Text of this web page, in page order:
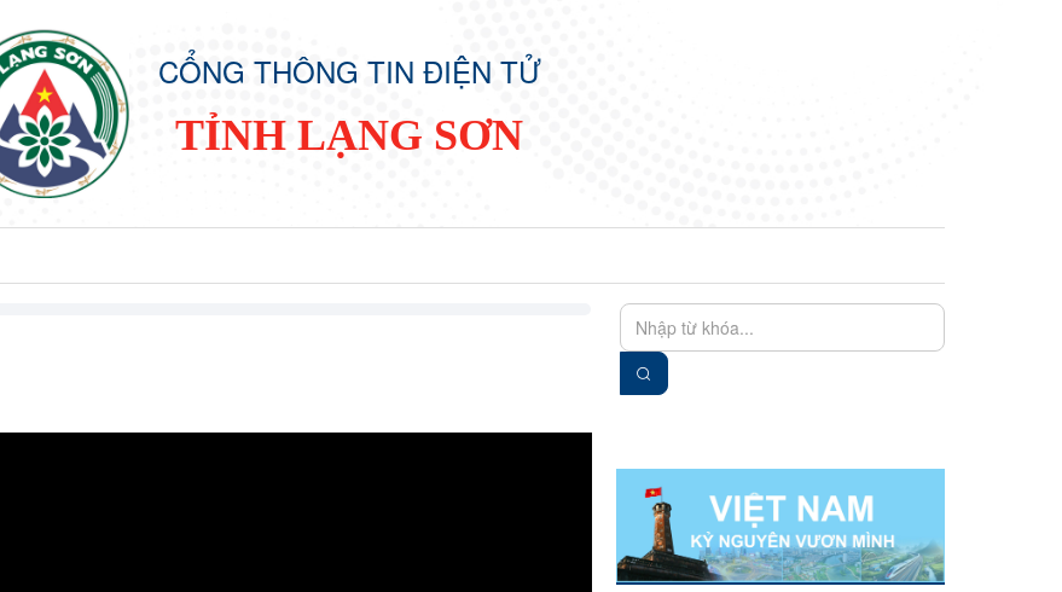
CỔNG THÔNG TIN ĐIỆN TỬ
TỈNH LẠNG SƠN